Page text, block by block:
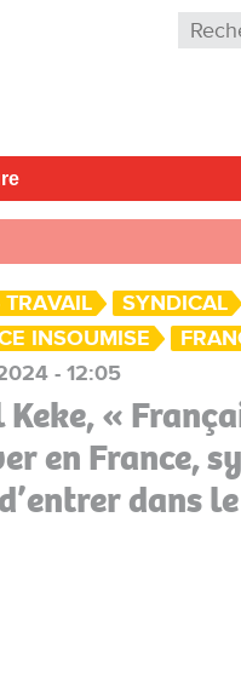
SYNDICAL
INSOUMISE
- 12:05
Keke, «
en France,
dans